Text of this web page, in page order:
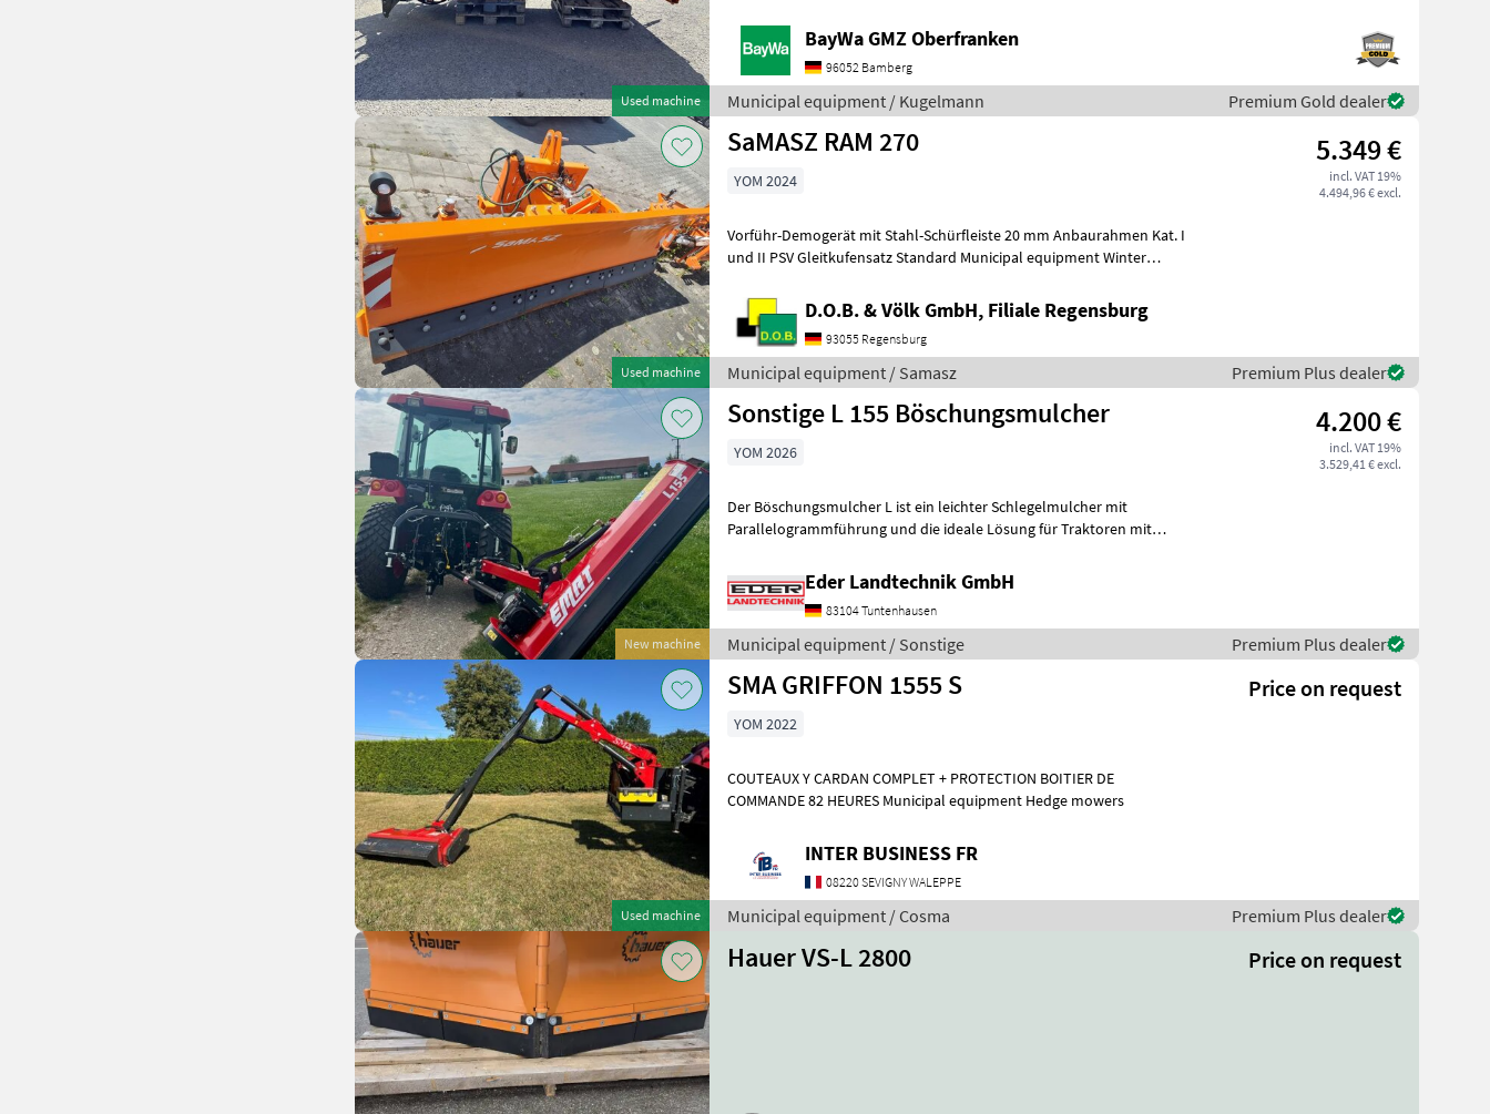
Used machine
BayWa GMZ Oberfranken
96052 Bamberg
Municipal equipment / Kugelmann Premium Gold dealer
Used machine
SaMASZ RAM 270 5.349 €
incl. VAT 19%
4.494,96 € excl.
YOM 2024
Vorführ-Demogerät mit Stahl-Schürfleiste 20 mm Anbaurahmen Kat. I
und II PSV Gleitkufensatz Standard Municipal equipment Winter
D.O.B. & Völk GmbH, Filiale Regensburg
93055 Regensburg
Municipal equipment / Samasz Premium Plus dealer
New machine
Sonstige L 155 Böschungsmulcher 4.200 €
incl. VAT 19%
3.529,41 € excl.
YOM 2026
Der Böschungsmulcher L ist ein leichter Schlegelmulcher mit
Parallelogrammführung und die ideale Lösung für Traktoren mit
Eder Landtechnik GmbH
83104 Tuntenhausen
Municipal equipment / Sonstige Premium Plus dealer
Used machine
SMA GRIFFON 1555 S Price on request
YOM 2022
COUTEAUX Y CARDAN COMPLET + PROTECTION BOITIER DE
COMMANDE 82 HEURES Municipal equipment Hedge mowers
INTER BUSINESS FR
08220 SEVIGNY WALEPPE
Municipal equipment / Cosma Premium Plus dealer
Hauer VS-L 2800 Price on request